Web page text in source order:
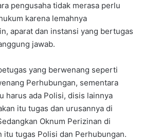
pengusaha tidak merasa perlu
karena lemahnya
aparat dan instansi yang bertugas
jawab.
yang berwenang seperti
Perhubungan, sementara
harus ada Polisi, disis lainnya
itu tugas dan urusannya di
Oknum Perizinan di
itu tugas Polisi dan Perhubungan.